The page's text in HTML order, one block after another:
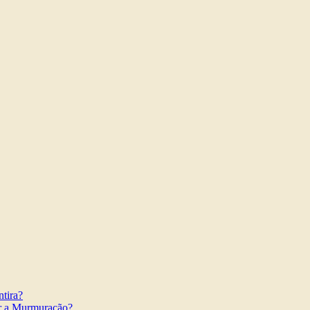
a Murmuração?